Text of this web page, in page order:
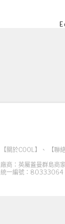
【關於COOL】 、 【聯
廠商：英屬蓋曼群島商
統一編號：80333064